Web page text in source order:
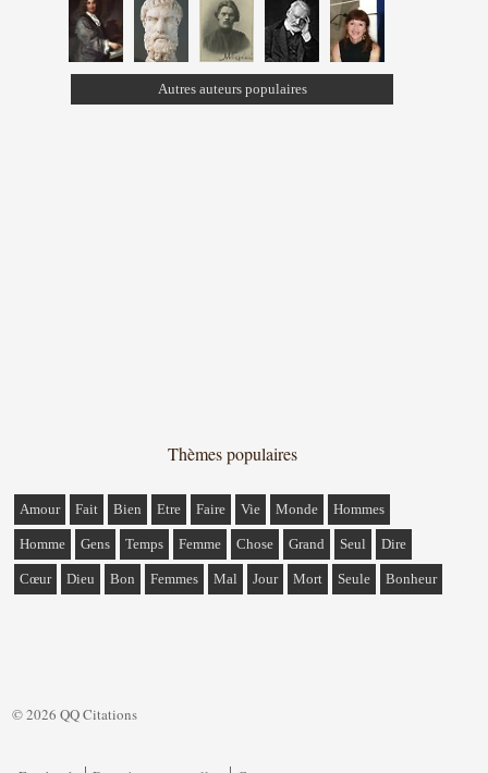
Autres auteurs populaires
Thèmes populaires
Amour Fait Bien Etre Faire Vie Monde Hommes
Homme Gens Temps Femme Chose Grand Seul Dire
Cœur Dieu Bon Femmes Mal Jour Mort Seule Bonheur
© 2026 QQ Citations